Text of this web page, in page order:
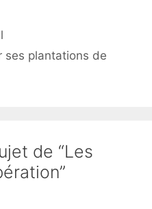
ses plantations de
de “Les